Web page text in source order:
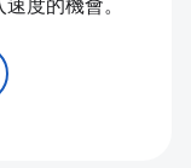
度的機會。